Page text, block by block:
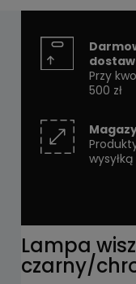
Przy
500 zł
Lampa
czarny/